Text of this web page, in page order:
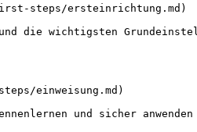
steps/ersteinrichtung.md)
die wichtigsten
einweisung.md)
und sicher